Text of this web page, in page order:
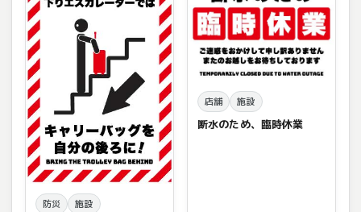
防災 施設
店舗 施設
断水のため、臨時休業